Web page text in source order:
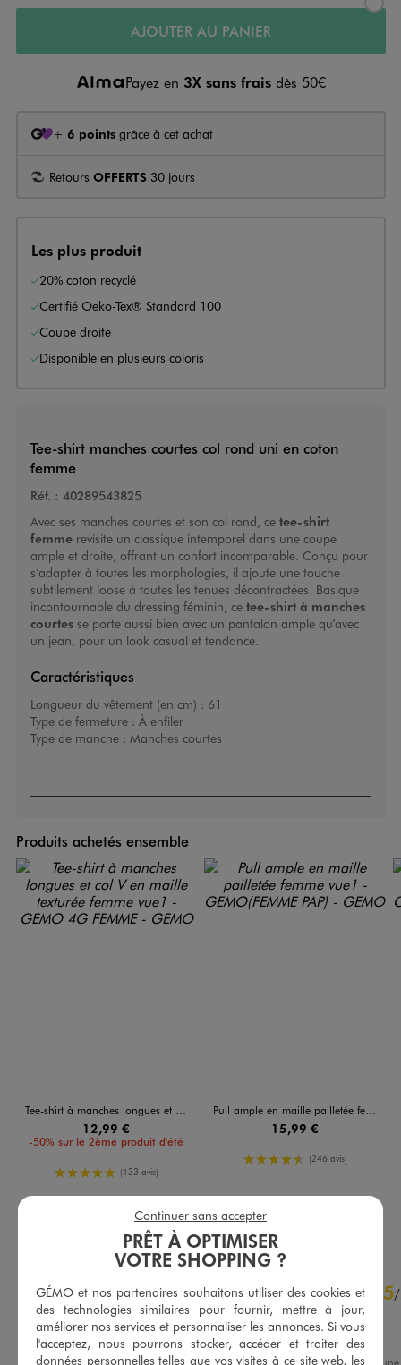
AJOUTER AU PANIER
Payez en 3X sans frais dès 50€
+ 6 points grâce à cet achat
Retours OFFERTS 30 jours
Les plus produit
20% coton recyclé
Certifié Oeko-Tex® Standard 100
Coupe droite
Disponible en plusieurs coloris
Tee-shirt manches courtes col rond uni en coton
femme
Réf. : 40289543825
Avec ses manches courtes et son col rond, ce tee-shirt
femmerevisite un classique intemporel dans une coupe
ample et droite, offrant un confort incomparable. Conçu pour
s’adapter à toutes les morphologies, il ajoute une touche
subtilement loose à toutes les tenues décontractées. Basique
incontournable du dressing féminin, ce tee-shirt à manches
courtesse porte aussi bien avec un pantalon ample qu’avec
un jean, pour un look casual et tendance.
Caractéristiques
Longueur du vêtement (en cm) : 61
Type de fermeture : À enfiler
Type de manche : Manches courtes
Produits achetés ensemble
Tee-shirt à manches longues et col V en maille texturée femme
12,99 €
-50% sur le 2ème produit d'été
5/5 de moyenne
(133 avis)
AU PANIER
Pull ample en maille pailletée femme
15,99 €
4.5/5 de moyenne
(246 avis)
4.7/5 5/
Avis vérifié et récompensé
Parfait, classique
Avis du14/07/2026 , suite à
PRÊT À OPTIMISER
VOTRE SHOPPING ?
GÉMO et nos partenaires souhaitons utiliser des cookies et
des technologies similaires pour fournir, mettre à jour,
améliorer nos services et personnaliser les annonces. Si vous
l'acceptez, nous pourrons stocker, accéder et traiter des
données personnelles telles que vos visites à ce site web, les
Continuer sans accepter